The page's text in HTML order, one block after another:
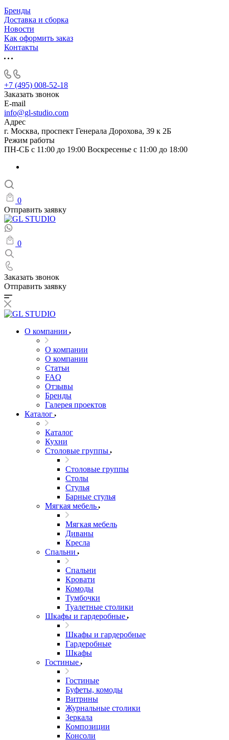
Бренды
Доставка и сборка
Новости
Как оформить заказ
Контакты
+7 (495) 008-52-18
Заказать звонок
E-mail
info@gl-studio.com
Адрес
г. Москва, проспект Генерала Дорохова, 39 к 2Б
Режим работы
ПН-СБ с 11:00 до 19:00 Воскресенье с 11:00 до 18:00
0
Отправить заявку
0
Заказать звонок
Отправить заявку
О компании
О компании
О компании
Статьи
FAQ
Отзывы
Бренды
Галерея проектов
Каталог
Каталог
Кухни
Столовые группы
Столовые группы
Столы
Стулья
Барные стулья
Мягкая мебель
Мягкая мебель
Диваны
Кресла
Спальни
Спальни
Кровати
Комоды
Тумбочки
Туалетные столики
Шкафы и гардеробные
Шкафы и гардеробные
Гардеробные
Шкафы
Гостиные
Гостиные
Буфеты, комоды
Витрины
Журнальные столики
Зеркала
Композиции
Консоли